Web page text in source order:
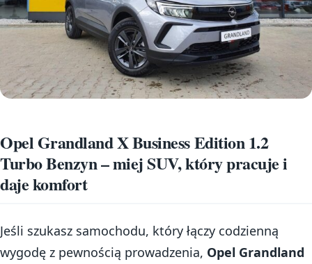
Opel Grandland X Business Edition 1.2
Turbo Benzyn – miej SUV, który pracuje i
daje komfort
Jeśli szukasz samochodu, który łączy codzienną
wygodę z pewnością prowadzenia, Opel Grandland